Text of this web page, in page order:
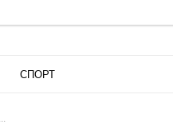
СПОРТ